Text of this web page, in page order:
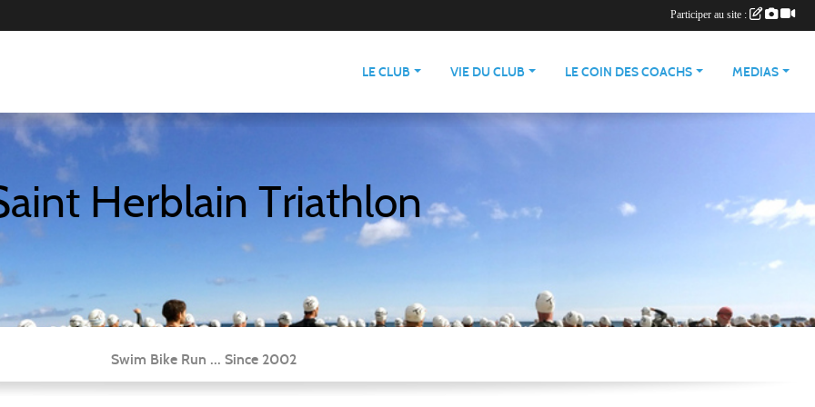
LE CLUB VIE DU CLUB LE COIN DES COACHS MEDIAS
Herblain Triathlon
Swim Bike Run ... Since 2002
Participer au site :